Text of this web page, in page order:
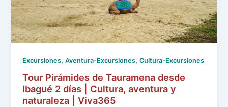
Excursiones,Aventura-Excursiones,Cultura-Excursiones
Tour Pirámides de Tauramena desde
Ibagué 2 días | Cultura, aventura y
naturaleza | Viva365